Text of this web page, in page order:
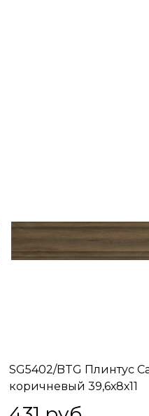
SG5402/BTG Плинтус
коричневый 39,6х8х11